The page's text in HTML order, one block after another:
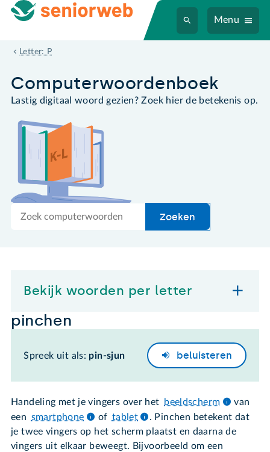
Menu
Letter: P
pinchen
Computer­woordenboek
Lastig digitaal woord gezien? Zoek hier de betekenis op.
Zoek
Zoeken
Bekijk woorden per letter
pinchen
Spreek uit als: pin-sjun beluisteren
Handeling met je vingers over het beeldscherm
van
een smartphone of tablet
. Pinchen betekent dat
je twee vingers op het scherm plaatst en daarna de
vingers uit elkaar beweegt. Bijvoorbeeld om een